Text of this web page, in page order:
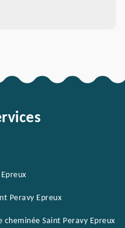
Peravy Epreux
Saint Peravy Epreux